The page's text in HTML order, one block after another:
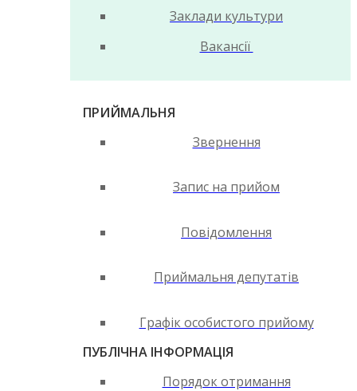
Заклади культури
Вакансії
ПРИЙМАЛЬНЯ
Звернення
Запис на прийом
Повідомлення
Приймальня депутатів
Графік особистого прийому
ПУБЛІЧНА ІНФОРМАЦІЯ
Порядок отримання